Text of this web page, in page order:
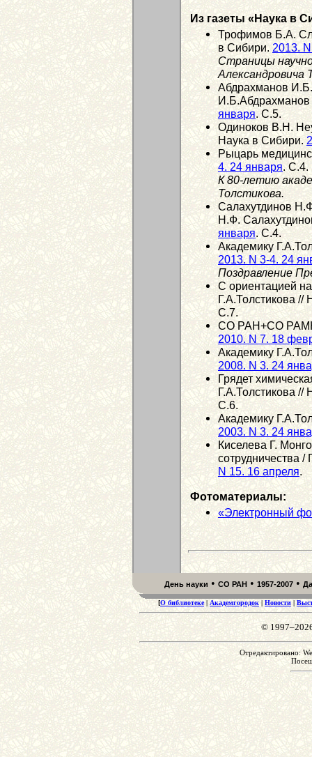
Из газеты «Наука в
Трофимов Б.А.
в Сибири. 2013.
Страницы
Александровича
Абдрахманов И.Б.
января. С.5.
Одиноков В.Н.
Наука в Сибири.
Рыцарь
4. 24 января. С.4.
К 80-летию
Толстикова.
Салахутдинов
Н.Ф.
января. С.4.
Академику
2013. N 3-4. 24
Поздравление
С ориентацией
Г.А.Толстикова
С.7.
СО РАН+СО РАМН
2010. N 7. 18
Академику
2008. N 3. 24
Грядет
Г.А.Толстикова
С.6.
Академику
2003. N 3. 24
Киселева Г.
сотрудничества
N 15. 16 апреля.
Фотоматериалы:
«Электронный
День науки • СО РАН • 1957-2007 •
[О библиотеке| Академгородок| Новости|
©
Отредактировано: